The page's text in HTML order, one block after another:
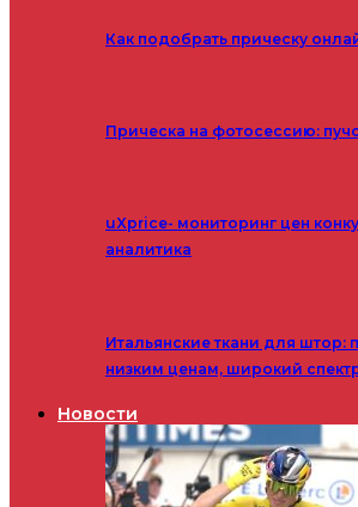
Как подобрать прическу
Прическа на фотосессию:
uXprice- мониторинг цен
аналитика
Итальянские ткани для штор:
низким ценам, широкий
Новости